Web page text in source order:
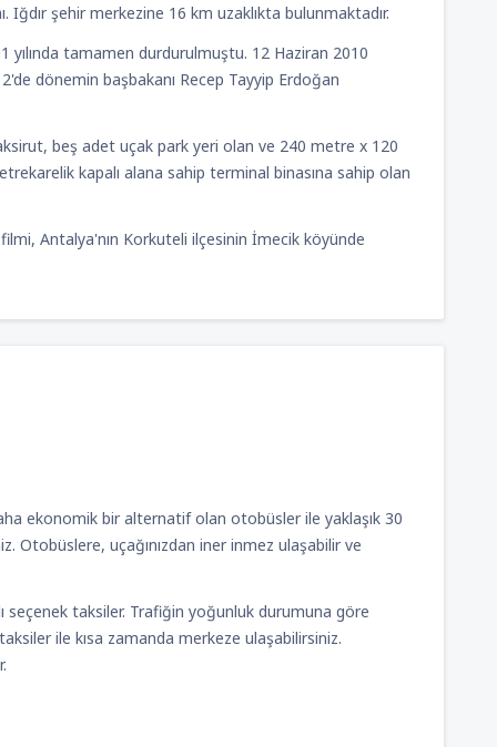
TRY
(ADB) BAŞLANGIÇ FIYATI:
Iğdır şehir merkezine 16 km uzaklıkta bulunmaktadır.
yılında tamamen durdurulmuştu. 12 Haziran 2010
dönemin başbakanı Recep Tayyip Erdoğan
beş adet uçak park yeri olan ve 240 metre x 120
kapalı alana sahip terminal binasına sahip olan
filmi, Antalya'nın Korkuteli ilçesinin İmecik köyünde
ekonomik bir alternatif olan otobüsler ile yaklaşık 30
Otobüslere, uçağınızdan iner inmez ulaşabilir ve
seçenek taksiler. Trafiğin yoğunluk durumuna göre
ile kısa zamanda merkeze ulaşabilirsiniz.